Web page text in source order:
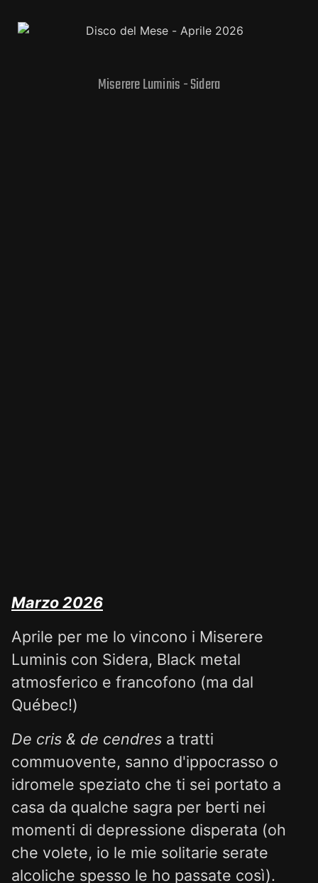
Miserere Luminis - Sidera
Marzo 2026
Aprile per me lo vincono i Miserere
Luminis con Sidera, Black metal
atmosferico e francofono (ma dal
Québec!)
De cris & de cendres a tratti
commuovente, sanno d'ippocrasso o
idromele speziato che ti sei portato a
casa da qualche sagra per berti nei
momenti di depressione disperata (oh
che volete, io le mie solitarie serate
alcoliche spesso le ho passate così).